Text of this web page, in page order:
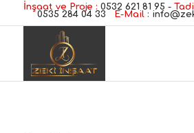
İnşaat ve Proje : 0532 621 81 95 -
0535 284 04 33 E-Mail :